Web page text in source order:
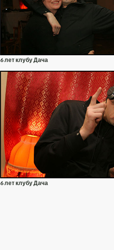
6 лет клубу Дача
6 лет клубу Дача